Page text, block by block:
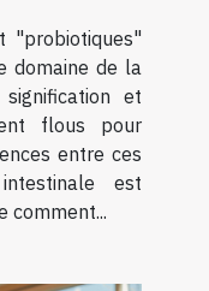
"probiotiques"
domaine de la
et
flous pour
entre ces
est
comment...